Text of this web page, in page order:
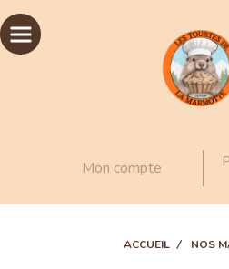
Mon compte
ACCUEIL NOS